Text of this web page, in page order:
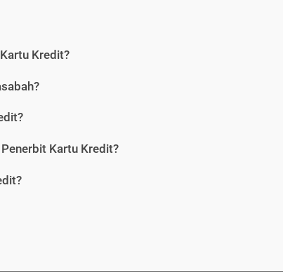
Kredit?
Kartu Kredit?